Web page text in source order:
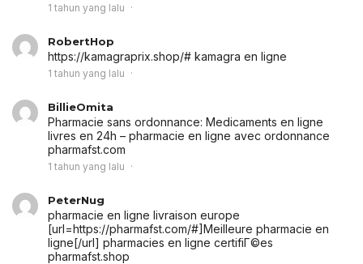
1 tahun yang lalu
RobertHop
https://kamagraprix.shop/# kamagra en ligne
1 tahun yang lalu
BillieOmita
Pharmacie sans ordonnance: Medicaments en ligne
livres en 24h – pharmacie en ligne avec ordonnance
pharmafst.com
1 tahun yang lalu
PeterNug
pharmacie en ligne livraison europe
[url=https://pharmafst.com/#]Meilleure pharmacie en
ligne[/url] pharmacies en ligne certifiГ©es
pharmafst.shop